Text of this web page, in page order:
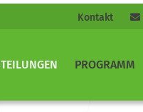
Kontakt
PROGRAMM